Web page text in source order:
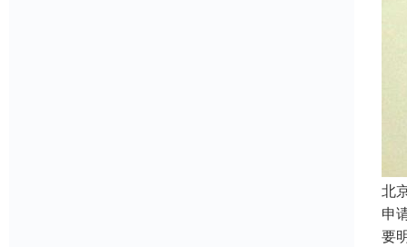
北
申
要